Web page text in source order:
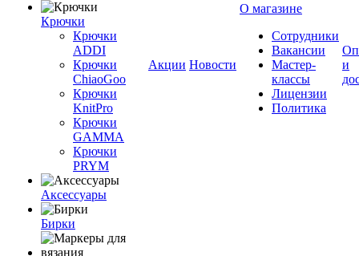
Крючки
Крючки
ADDI
Крючки
ChiaoGoo
Крючки
KnitPro
Крючки
GAMMA
Крючки
PRYM
Аксессуары
Бирки
Акции Новости
О магазине
Сотрудники
Вакансии
Мастер-
классы
Лицензии
Политика
и